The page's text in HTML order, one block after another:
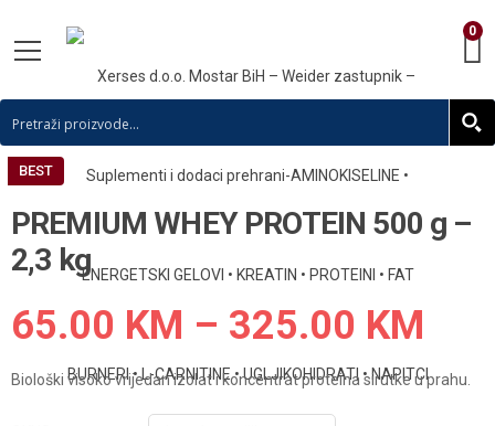
0
BEST
PREMIUM WHEY PROTEIN 500 g –
2,3 kg
65.00 KM – 325.00 KM
Biološki visoko vrijedan izolat i koncentrat proteina sirutke u prahu.